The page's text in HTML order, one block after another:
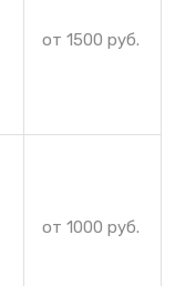
от 1500 руб.
от 1000 руб.